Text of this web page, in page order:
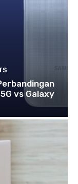
vs Galaxy